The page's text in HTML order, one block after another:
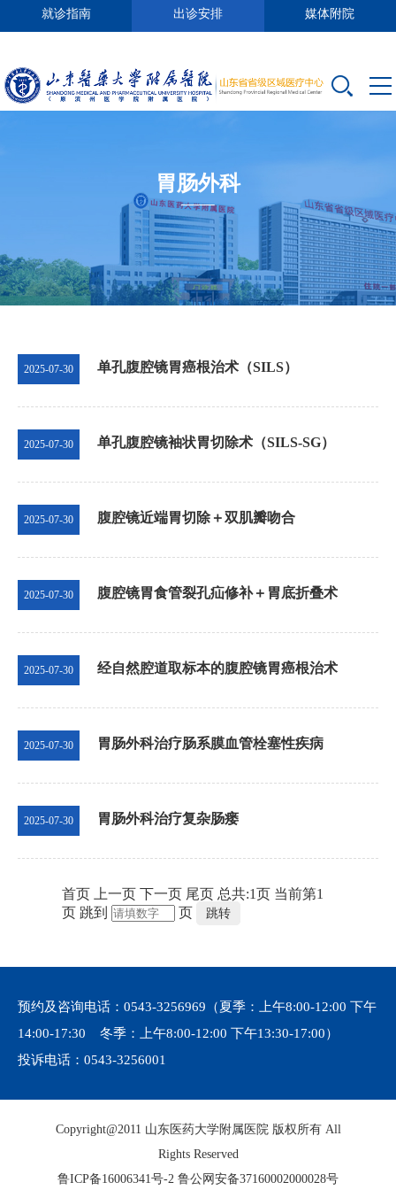
就诊指南 出诊安排 媒体附院
胃肠外科
2025-07-30 单孔腹腔镜胃癌根治术（SILS）
2025-07-30 单孔腹腔镜袖状胃切除术（SILS-SG）
2025-07-30 腹腔镜近端胃切除＋双肌瓣吻合
2025-07-30 腹腔镜胃食管裂孔疝修补＋胃底折叠术
2025-07-30 经自然腔道取标本的腹腔镜胃癌根治术
2025-07-30 胃肠外科治疗肠系膜血管栓塞性疾病
2025-07-30 胃肠外科治疗复杂肠瘘
首页 上一页 下一页 尾页 总共:1页 当前第1
页 跳到 页 跳转
预约及咨询电话： 0543-3256969 （夏季：上午8:00-12:00 下午
14:00-17:30 冬季：上午8:00-12:00 下午13:30-17:00）
投诉电话： 0543-3256001
Copyright@2011 山东医药大学附属医院 版权所有 All
Rights Reserved
鲁ICP备16006341号-2 鲁公网安备37160002000028号